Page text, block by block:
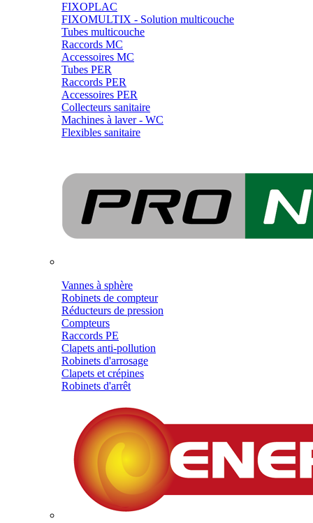
FIXOPLAC
FIXOMULTIX - Solution multicouche
Tubes multicouche
Raccords MC
Accessoires MC
Tubes PER
Raccords PER
Accessoires PER
Collecteurs sanitaire
Machines à laver - WC
Flexibles sanitaire
Vannes à sphère
Robinets de compteur
Réducteurs de pression
Compteurs
Raccords PE
Clapets anti-pollution
Robinets d'arrosage
Clapets et crépines
Robinets d'arrêt